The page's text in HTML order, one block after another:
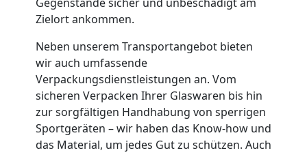
Zielort ankommen.
Neben unserem Transportangebot bieten
wir auch umfassende
Verpackungsdienstleistungen an. Vom
sicheren Verpacken Ihrer Glaswaren bis hin
zur sorgfältigen Handhabung von sperrigen
Sportgeräten – wir haben das Know-how und
das Material, um jedes Gut zu schützen. Auch
Umzug
Mann